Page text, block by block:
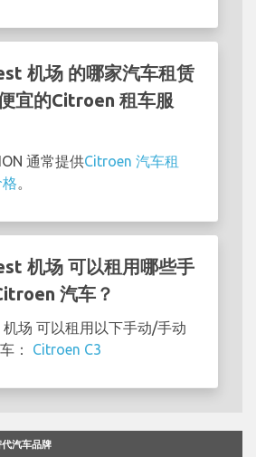
机场 的哪家汽车租赁
宜的Citroen 租车服
通常提供Citroen 汽车租
机场 可以租用哪些手
汽车？
场 可以租用以下手动/手动
： Citroen C3
汽车品牌